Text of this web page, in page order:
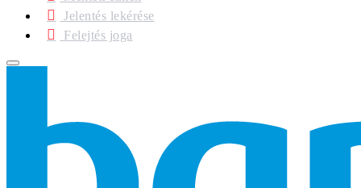
Jelentés lekérése
Felejtés joga